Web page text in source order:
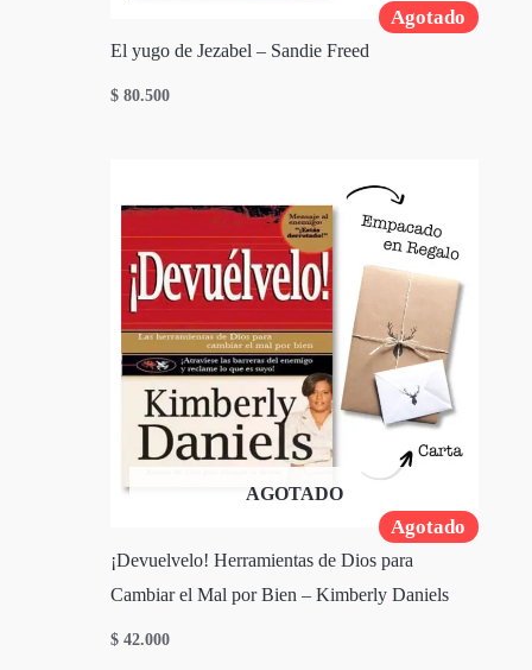
Agotado
El yugo de Jezabel – Sandie Freed
$ 80.500
Agotado
AGOTADO
¡Devuelvelo! Herramientas de Dios para
Cambiar el Mal por Bien – Kimberly Daniels
$ 42.000